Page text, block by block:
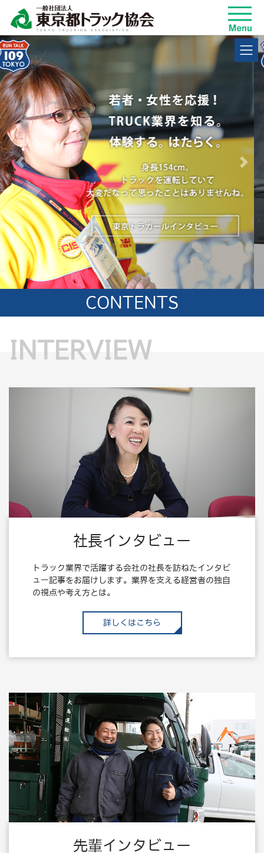
Previous Next
CONTENTS
INTERVIEW
社長インタビュー
トラック業界で活躍する会社の社長を訪ねたインタビ
ュー記事をお届けします。業界を支える経営者の独自
の視点や考え方とは。
詳しくはこちら
先輩インタビュー